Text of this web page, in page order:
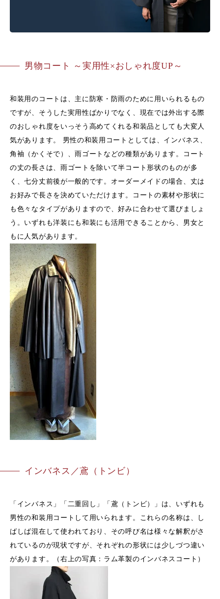
男物コート ～実用性×おしゃれ度UP～
和装用のコートは、主に防寒・防雨のために用いられるもの
ですが、そうした実用性ばかりでなく、現在では外出する際
のおしゃれ度をいっそう高めてくれる和装品としても大変人
気があります。 男性の和装用コートとしては、インバネス、
角袖（かくそで）、雨ゴートなどの種類があります。コート
の丈の長さは、雨ゴートを除いて半コート形状のものが多
く、七分丈前後が一般的です。オーダーメイドの場合、丈は
お好みで長さを決めていただけます。コートの素材や形状に
も色々なタイプがありますので、好みに合わせて選びましょ
う。いずれも洋装にも和装にも活用できることから、男女と
もに人気があります。
インバネス／鳶（トンビ）
「インバネス」「二重回し」「鳶（トンビ）」は、いずれも
男性の和装用コートして用いられます。これらの名称は、し
ばしば混在して使われており、その呼び名は様々な解釈がさ
れているのが現状ですが、それぞれの形状には少しづつ違い
があります。（右上の写真：ラム革製のインバネスコート）